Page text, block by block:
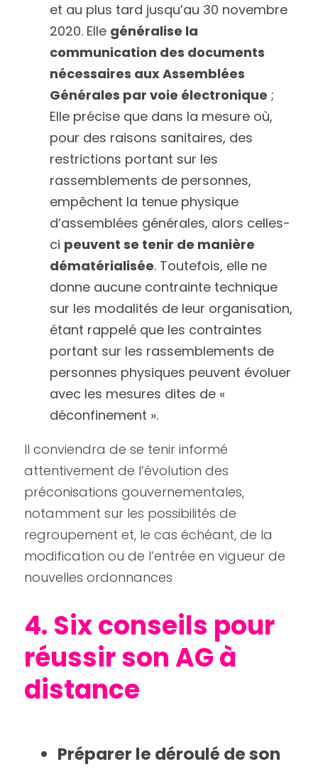
et au plus tard jusqu’au 30 novembre
2020. Elle généralise la
communication des documents
nécessaires aux Assemblées
Générales par voie électronique ;
Elle précise que dans la mesure où,
pour des raisons sanitaires, des
restrictions portant sur les
rassemblements de personnes,
empêchent la tenue physique
d’assemblées générales, alors celles-
ci peuvent se tenir de manière
dématérialisée. Toutefois, elle ne
donne aucune contrainte technique
sur les modalités de leur organisation,
étant rappelé que les contraintes
portant sur les rassemblements de
personnes physiques peuvent évoluer
avec les mesures dites de «
déconfinement ».
Il conviendra de se tenir informé
attentivement de l’évolution des
préconisations gouvernementales,
notamment sur les possibilités de
regroupement et, le cas échéant, de la
modification ou de l’entrée en vigueur de
nouvelles ordonnances
4. Six conseils pour
réussir son AG à
distance
Préparer le déroulé de son